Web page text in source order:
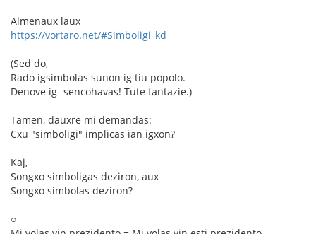
Almenaux laux
https://vortaro.net/#Simboligi_kd
(Sed do,
Rado igsimbolas sunon ig tiu popolo.
Denove ig- sencohavas! Tute fantazie.)
Tamen, dauxre mi demandas:
Cxu "simboligi" implicas ian igxon?
Kaj,
Songxo simboligas deziron, aux
Songxo simbolas deziron?
○